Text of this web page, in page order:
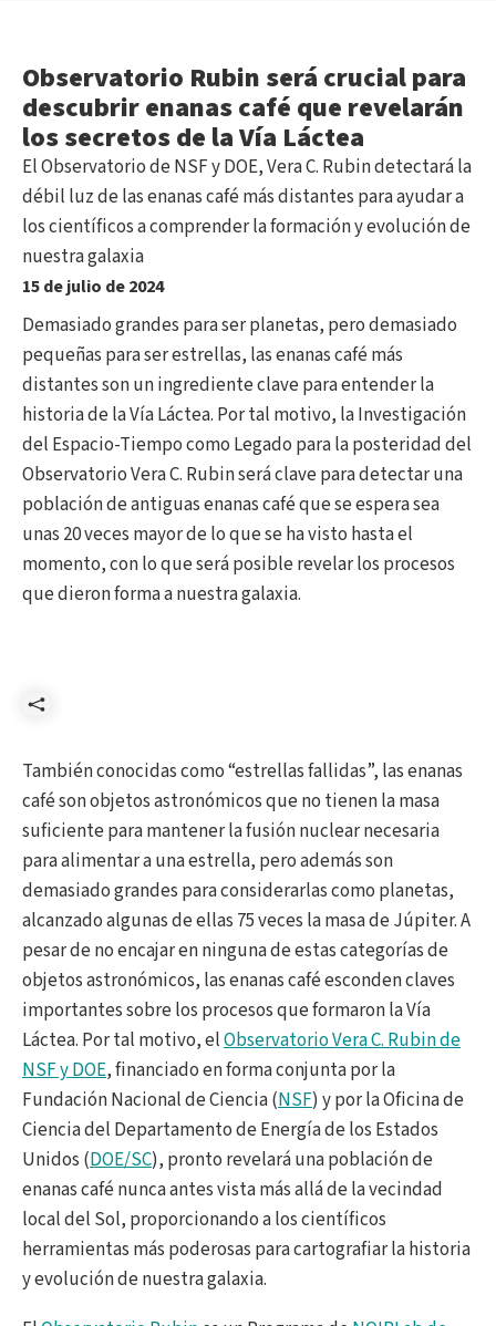
Observatorio Rubin será crucial para
descubrir enanas café que revelarán
los secretos de la Vía Láctea
El Observatorio de NSF y DOE, Vera C. Rubin detectará la
débil luz de las enanas café más distantes para ayudar a
los científicos a comprender la formación y evolución de
nuestra galaxia
15 de julio de 2024
Demasiado grandes para ser planetas, pero demasiado
pequeñas para ser estrellas, las enanas café más
distantes son un ingrediente clave para entender la
historia de la Vía Láctea. Por tal motivo, la Investigación
del Espacio-Tiempo como Legado para la posteridad del
Observatorio Vera C. Rubin será clave para detectar una
población de antiguas enanas café que se espera sea
unas 20 veces mayor de lo que se ha visto hasta el
momento, con lo que será posible revelar los procesos
que dieron forma a nuestra galaxia.
Compartir
También conocidas como “estrellas fallidas”, las enanas
café son objetos astronómicos que no tienen la masa
suficiente para mantener la fusión nuclear necesaria
para alimentar a una estrella, pero además son
demasiado grandes para considerarlas como planetas,
alcanzado algunas de ellas 75 veces la masa de Júpiter. A
pesar de no encajar en ninguna de estas categorías de
objetos astronómicos, las enanas café esconden claves
importantes sobre los procesos que formaron la Vía
Láctea. Por tal motivo, elObservatorio Vera C. Rubin de
NSF y DOE, financiado en forma conjunta por la
Fundación Nacional de Ciencia (NSF) y por la Oficina de
Ciencia del Departamento de Energía de los Estados
Unidos (DOE/SC), pronto revelará una población de
enanas café nunca antes vista más allá de la vecindad
local del Sol, proporcionando a los científicos
herramientas más poderosas para cartografiar la historia
y evolución de nuestra galaxia.